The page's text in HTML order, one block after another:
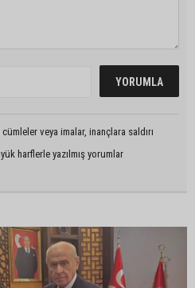
veya imalar, inançlara saldırı
harflerle yazılmış yorumlar